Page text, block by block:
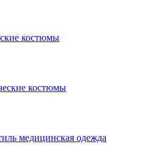
костюмы
костюмы
медицинская одежда